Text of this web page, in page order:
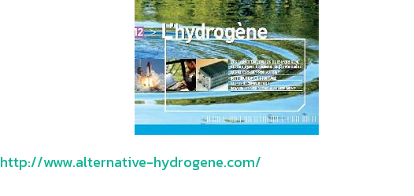
http://www.alternative-hydrogene.com/